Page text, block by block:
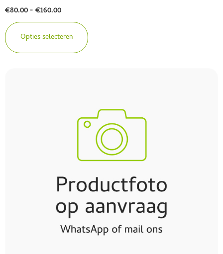
€80.00-€160.00
Opties selecteren